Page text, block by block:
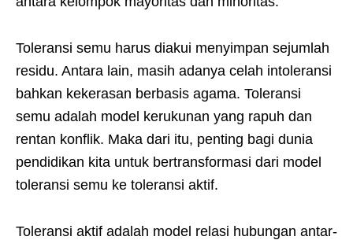
Toleransi semu harus diakui menyimpan sejumlah
residu. Antara lain, masih adanya celah intoleransi
bahkan kekerasan berbasis agama. Toleransi
semu adalah model kerukunan yang rapuh dan
rentan konflik. Maka dari itu, penting bagi dunia
pendidikan kita untuk bertransformasi dari model
toleransi semu ke toleransi aktif.
Toleransi aktif adalah model relasi hubungan antar-